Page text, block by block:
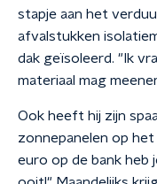
stapje aan het
afvalstukken
dak geïsoleerd. "Ik
materiaal mag
Ook heeft hij zijn
zonnepanelen op
euro op de bank heb